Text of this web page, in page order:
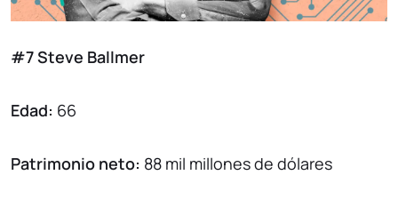
#7 Steve Ballmer
Edad: 66
Patrimonio neto: 88 mil millones de dólares